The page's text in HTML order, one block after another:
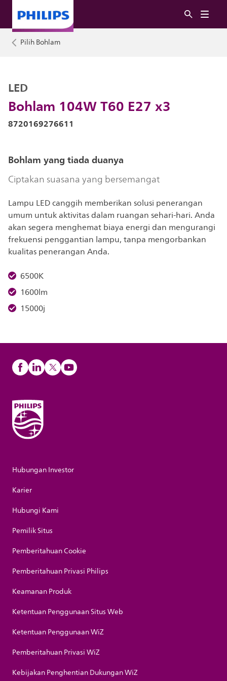
Pilih Bohlam
Bohlam 104W T60 E27 x3
LED
8720169276611
Bohlam yang tiada duanya
Ciptakan suasana yang bersemangat
Lampu LED canggih memberikan solusi penerangan
umum untuk aktivitas dalam ruangan sehari-hari. Anda
akan segera menghemat biaya energi dan mengurangi
frekuensi penggantian lampu, tanpa mengorbankan
kualitas penerangan Anda.
6500K
1600lm
15000j
Hubungan Investor
Karier
Hubungi Kami
Pemilik Situs
Pemberitahuan Cookie
Pemberitahuan Privasi Philips
Keamanan Produk
Ketentuan Penggunaan Situs Web
Ketentuan Penggunaan WiZ
Pemberitahuan Privasi WiZ
Kebijakan Penghentian Dukungan WiZ